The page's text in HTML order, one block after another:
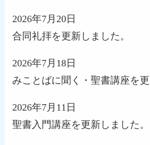
2026年7月20日
合同礼拝を更新しました。
2026年7月18日
みことばに聞く・聖書講座を更
2026年7月11日
聖書入門講座を更新しました。